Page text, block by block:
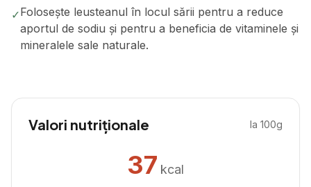
✓Folosește leusteanul în locul sării pentru a reduce
aportul de sodiu și pentru a beneficia de vitaminele și
mineralele sale naturale.
Valori nutriționale la 100g
37 kcal